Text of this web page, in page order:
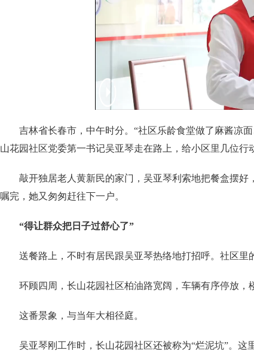
吉林省长春市，中午时分。“社区乐龄食堂做了麻酱凉面
山花园社区党委第一书记吴亚琴走在路上，给小区里几位行
敲开独居老人黄新民的家门，吴亚琴利索地把餐盒摆好
嘱完，她又匆匆赶往下一户。
“得让群众把日子过舒心了”
送餐路上，不时有居民跟吴亚琴热络地打招呼。社区里
环顾四周，长山花园社区柏油路宽阔，车辆有序停放，
这番景象，与当年大相径庭。
吴亚琴刚工作时，长山花园社区还被称为“烂泥坑”。这